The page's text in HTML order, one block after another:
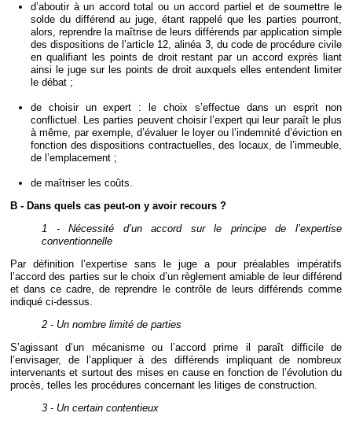
d’aboutir à un accord total ou un accord partiel et de soumettre le
solde du différend au juge, étant rappelé que les parties pourront,
alors, reprendre la maîtrise de leurs différends par application simple
des dispositions de l’article 12, alinéa 3, du code de procédure civile
en qualifiant les points de droit restant par un accord exprès liant
ainsi le juge sur les points de droit auxquels elles entendent limiter
le débat ;
de choisir un expert : le choix s’effectue dans un esprit non
conflictuel. Les parties peuvent choisir l’expert qui leur paraît le plus
à même, par exemple, d’évaluer le loyer ou l’indemnité d’éviction en
fonction des dispositions contractuelles, des locaux, de l’immeuble,
de l’emplacement ;
de maîtriser les coûts.
B - Dans quels cas peut-on y avoir recours ?
1 - Nécessité d’un accord sur le principe de l’expertise
conventionnelle
Par définition l’expertise sans le juge a pour préalables impératifs
l’accord des parties sur le choix d’un règlement amiable de leur différend
et dans ce cadre, de reprendre le contrôle de leurs différends comme
indiqué ci-dessus.
2 - Un nombre limité de parties
S’agissant d’un mécanisme ou l’accord prime il paraît difficile de
l’envisager, de l’appliquer à des différends impliquant de nombreux
intervenants et surtout des mises en cause en fonction de l’évolution du
procès, telles les procédures concernant les litiges de construction.
3 - Un certain contentieux